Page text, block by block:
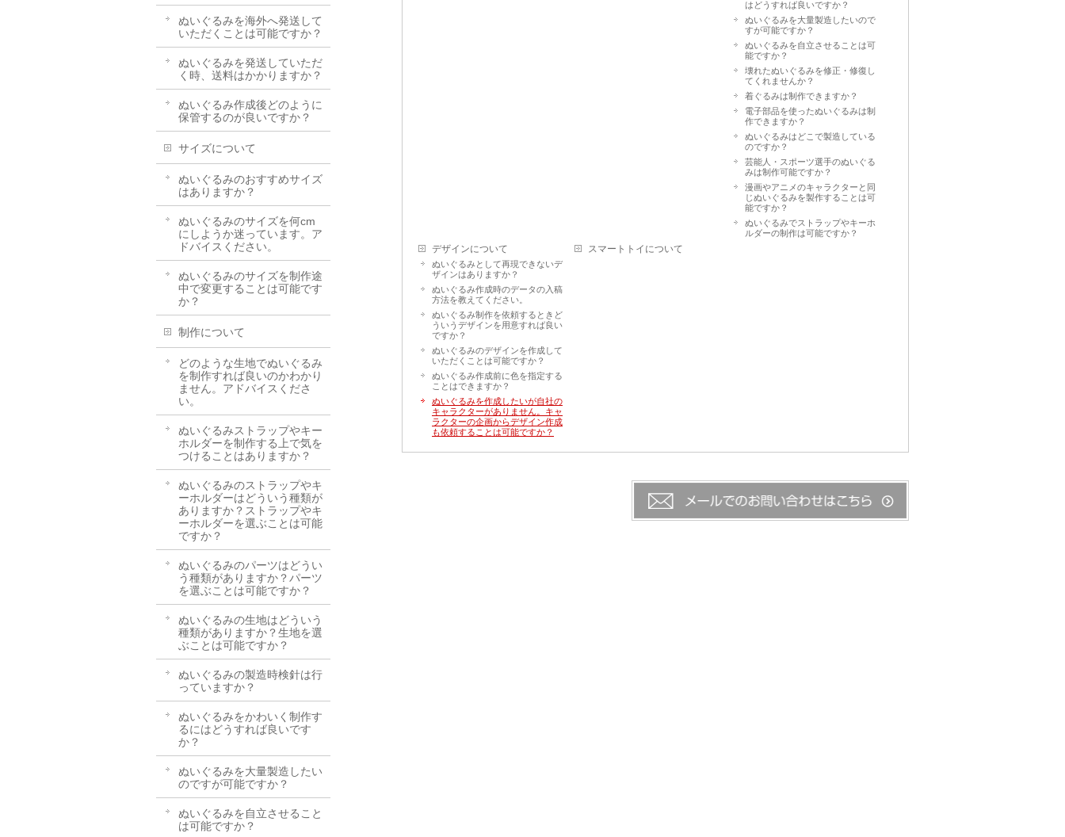
はどうすれば良いですか？
ぬいぐるみを大量製造したいので
すが可能ですか？
ぬいぐるみを自立させることは可
能ですか？
壊れたぬいぐるみを修正・修復し
てくれませんか？
着ぐるみは制作できますか？
電子部品を使ったぬいぐるみは制
作できますか？
ぬいぐるみはどこで製造している
のですか？
芸能人・スポーツ選手のぬいぐる
みは制作可能ですか？
漫画やアニメのキャラクターと同
じぬいぐるみを製作することは可
能ですか？
ぬいぐるみでストラップやキーホ
ルダーの制作は可能ですか？
デザインについて
ぬいぐるみとして再現できないデ
ザインはありますか？
ぬいぐるみ作成時のデータの入稿
方法を教えてください。
ぬいぐるみ制作を依頼するときど
ういうデザインを用意すれば良い
ですか？
ぬいぐるみのデザインを作成して
いただくことは可能ですか？
ぬいぐるみ作成前に色を指定する
ことはできますか？
ぬいぐるみを作成したいが自社の
キャラクターがありません。キャ
ラクターの企画からデザイン作成
も依頼することは可能ですか？
スマートトイについて
ぬいぐるみを海外へ発送して
いただくことは可能ですか？
ぬいぐるみを発送していただ
く時、送料はかかりますか？
ぬいぐるみ作成後どのように
保管するのが良いですか？
サイズについて
ぬいぐるみのおすすめサイズ
はありますか？
ぬいぐるみのサイズを何cm
にしようか迷っています。ア
ドバイスください。
ぬいぐるみのサイズを制作途
中で変更することは可能です
か？
制作について
どのような生地でぬいぐるみ
を制作すれば良いのかわかり
ません。アドバイスくださ
い。
ぬいぐるみストラップやキー
ホルダーを制作する上で気を
つけることはありますか？
ぬいぐるみのストラップやキ
ーホルダーはどういう種類が
ありますか？ストラップやキ
ーホルダーを選ぶことは可能
ですか？
ぬいぐるみのパーツはどうい
う種類がありますか？パーツ
を選ぶことは可能ですか？
ぬいぐるみの生地はどういう
種類がありますか？生地を選
ぶことは可能ですか？
ぬいぐるみの製造時検針は行
っていますか？
ぬいぐるみをかわいく制作す
るにはどうすれば良いです
か？
ぬいぐるみを大量製造したい
のですが可能ですか？
ぬいぐるみを自立させること
は可能ですか？